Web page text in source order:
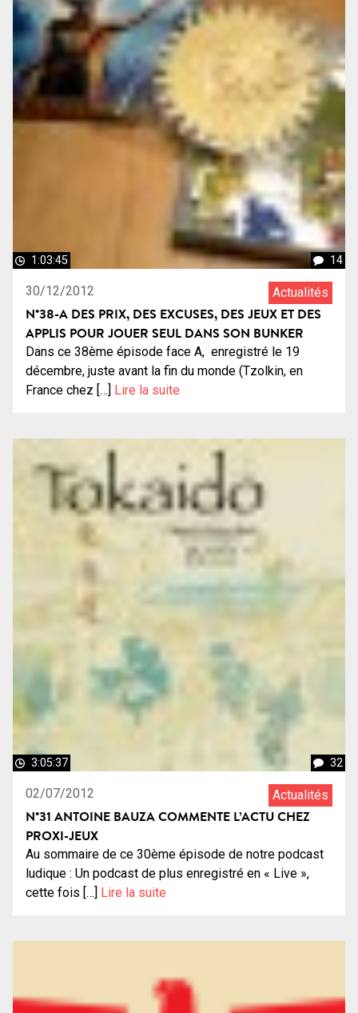
1:03:45 14
30/12/2012 Actualités
N°38-A DES PRIX, DES EXCUSES, DES JEUX ET DES
APPLIS POUR JOUER SEUL DANS SON BUNKER
Dans ce 38ème épisode face A, enregistré le 19
décembre, juste avant la fin du monde (Tzolkin, en
France chez […] Lire la suite
3:05:37 32
02/07/2012 Actualités
N°31 ANTOINE BAUZA COMMENTE L’ACTU CHEZ
PROXI-JEUX
Au sommaire de ce 30ème épisode de notre podcast
ludique : Un podcast de plus enregistré en « Live »,
cette fois […] Lire la suite